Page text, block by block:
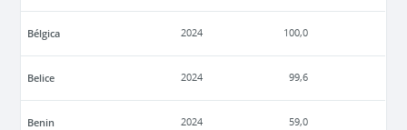
Bélgica 2024 100,0
Belice 2024 99,6
Benin 2024 59,0